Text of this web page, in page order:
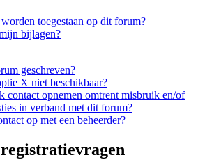
toegestaan op dit forum?
bijlagen?
geschreven?
X niet beschikbaar?
contact opnemen omtrent misbruik en/of
in verband met dit forum?
op met een beheerder?